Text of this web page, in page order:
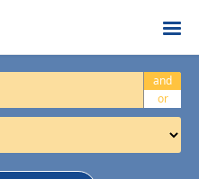
and
or